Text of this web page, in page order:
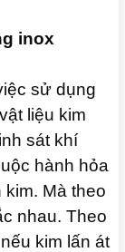
inox
sử dụng
liệu kim
sát khí
hành hỏa
Mà theo
nhau. Theo
kim lấn át